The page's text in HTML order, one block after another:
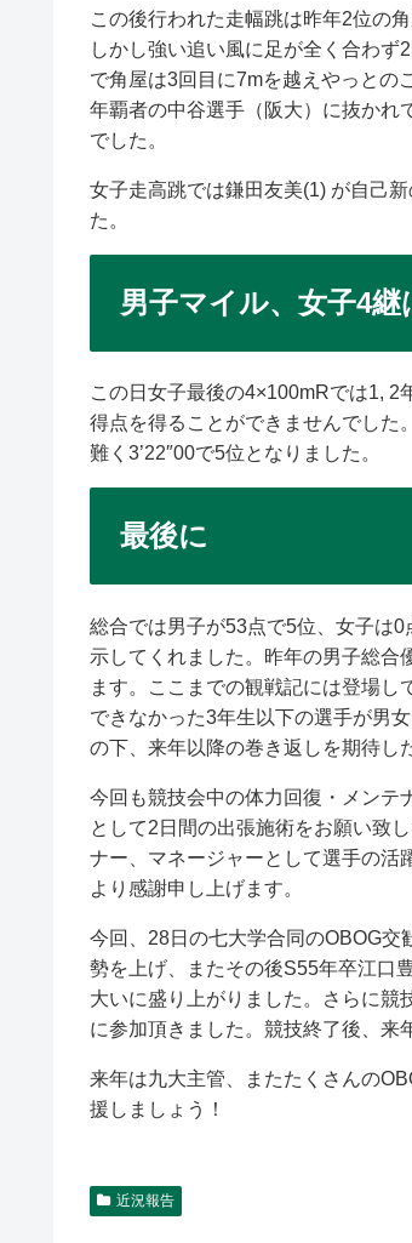
この後行われた走幅跳は昨年2位の
しかし強い追い風に足が全く合わ
で角屋は3回目に7mを越えやっとの
年覇者の中谷選手（阪大）に抜かれ
でした。
女子走高跳では鎌田友美(1) が自己
た。
男子マイル、女子4継
この日女子最後の4×100mRでは1, 2
得点を得ることができませんでした
難く3’22″00で5位となりました。
最後に
総合では男子が53点で5位、女子は
示してくれました。昨年の男子総合
ます。ここまでの観戦記には登場
できなかった3年生以下の選手が男
の下、来年以降の巻き返しを期待し
今回も競技会中の体力回復・メンテ
として2日間の出張施術をお願い致
ナー、マネージャーとして選手の活
より感謝申し上げます。
今回、28日の七大学合同のOBOG
勢を上げ、またその後S55年卒江口
大いに盛り上がりました。さらに競
に参加頂きました。競技終了後、来
来年は九大主管、またたくさんの
援しましょう！
近況報告